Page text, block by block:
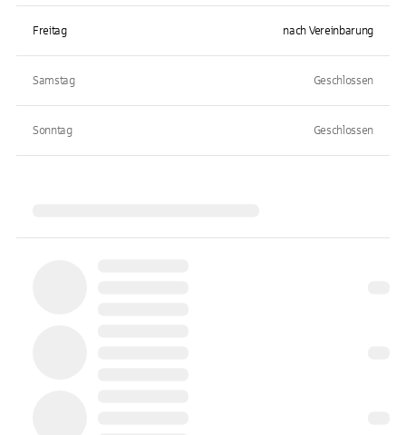
Freitag nach Vereinbarung
Samstag Geschlossen
Sonntag Geschlossen